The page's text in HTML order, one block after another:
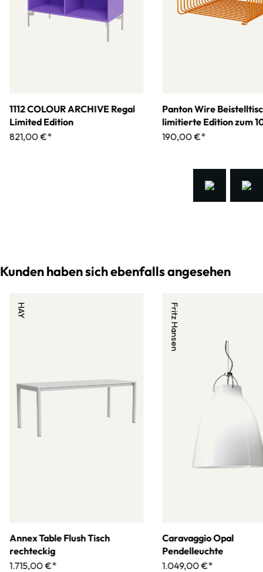
1112 COLOUR ARCHIVE Regal
Limited Edition
821,00 €*
Panton Wire
limitierte Edition zum
jährigen Jubiläum
190,00 €*
Kunden haben sich ebenfalls angesehen
HAY
Annex Table Flush Tisch
rechteckig
1.715,00 €*
Fritz Hansen
Caravaggio Opal
Pendelleuchte
1.049,00 €*